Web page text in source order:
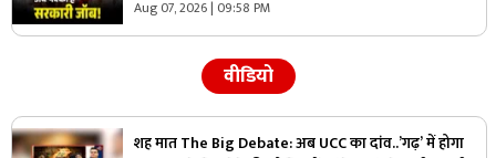
Aug 07, 2026 | 09:58 PM
वीडियो
शह मात The Big Debate: अब UCC का दांव..’गढ़’ में होगा